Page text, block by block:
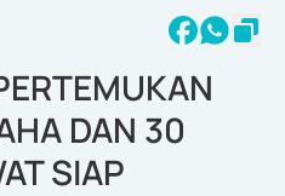
DAN 30
SIAP